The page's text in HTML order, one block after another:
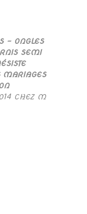
– ONGLES
SEMI
MARIAGES
CHEZ M